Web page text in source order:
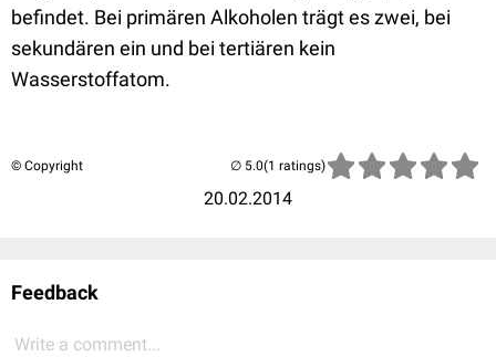
befindet. Bei primären Alkoholen trägt es zwei, bei
sekundären ein und bei tertiären kein
Wasserstoffatom.
© Copyright
20.02.2014
(1 ratings)
Feedback
Write a comment...